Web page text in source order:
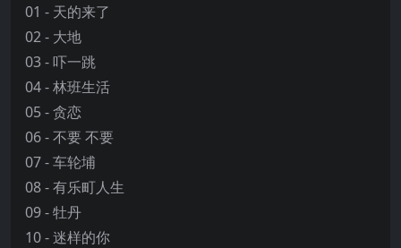
01 - 天的来了
02 - 大地
03 - 吓一跳
04 - 林班生活
05 - 贪恋
06 - 不要 不要
07 - 车轮埔
08 - 有乐町人生
09 - 牡丹
10 - 迷样的你